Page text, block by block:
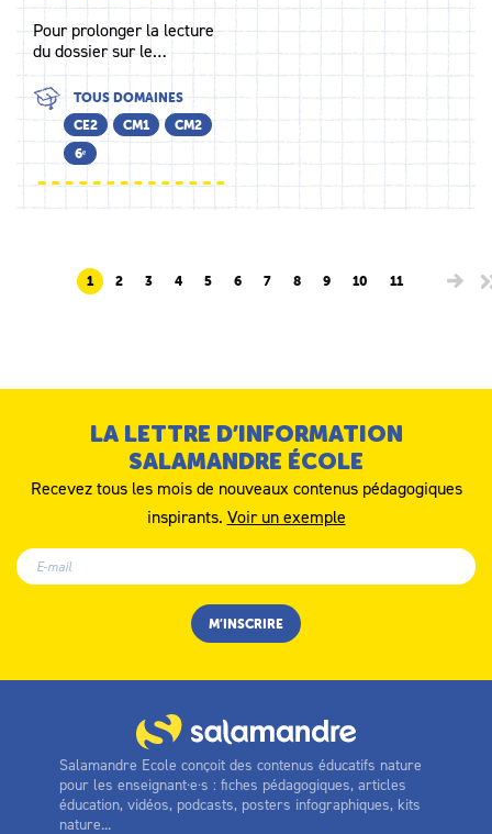
Pour prolonger la lecture
du dossier sur le…
TOUS DOMAINES
CE2
CM1
CM2
6ᵉ
1 2 3 4 5 6 7 8 9 10 11
LA LETTRE D’INFORMATION
SALAMANDRE ÉCOLE
Recevez tous les mois de nouveaux contenus pédagogiques
inspirants. Voir un exemple
Salamandre Ecole conçoit des contenus éducatifs nature
pour les enseignant·e·s : fiches pédagogiques, articles
éducation, vidéos, podcasts, posters infographiques, kits
nature...